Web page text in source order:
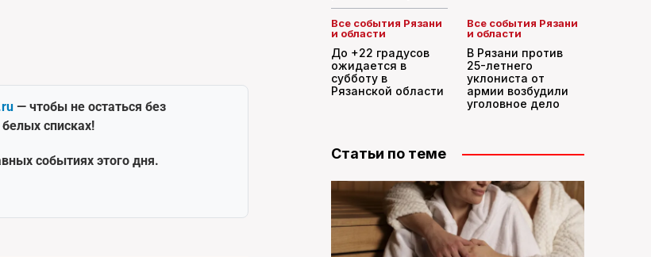
— чтобы не остаться без
списках!
событиях этого дня.
Все события Рязани
и области
До +22 градусов
ожидается в
субботу в
Рязанской области
Все события Рязани
и области
В Рязани против
25-летнего
уклониста от
армии возбудили
уголовное дело
Статьи по теме